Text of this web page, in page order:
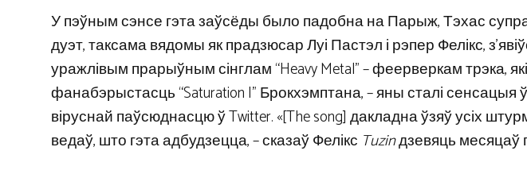
У пэўным сэнсе гэта заўсёды было падобна на Парыж, Тэхас
дуэт, таксама вядомы як прадзюсар Луі Пастэл і рэпер Фелікс,
уражлівым прарыўным сінглам “Heavy Metal” – феерверкам трэка,
фанабэрыстасць “Saturation I” Брокхэмптана, – яны сталі сенсацыя
віруснай паўсюднасцю ў Twitter. «[The song] дакладна ўзяў усіх
ведаў, што гэта адбудзецца, – сказаў Фелікс Tuzinдзевяць месяцаў